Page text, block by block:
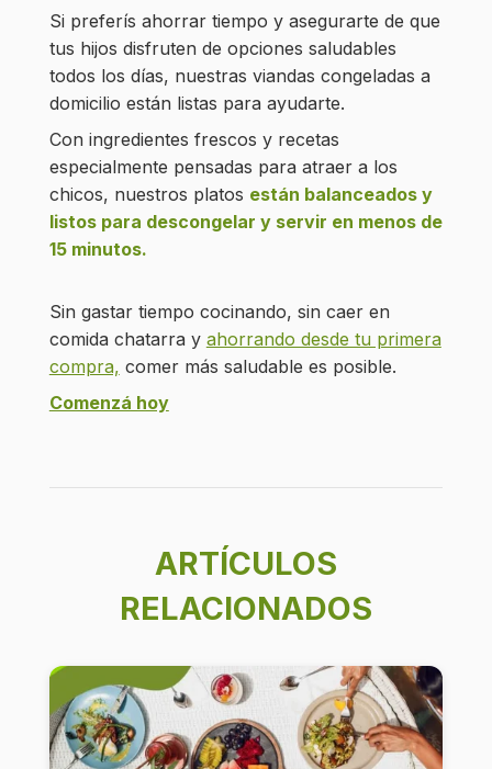
Si preferís ahorrar tiempo y asegurarte de que
tus hijos disfruten de opciones saludables
todos los días, nuestras viandas congeladas a
domicilio están listas para ayudarte.
Con ingredientes frescos y recetas
especialmente pensadas para atraer a los
chicos, nuestros platos están balanceados y
listos para descongelar y servir en menos de
15 minutos.
Sin gastar tiempo cocinando, sin caer en
comida chatarra y ahorrando desde tu primera
compra, comer más saludable es posible.
Comenzá hoy
ARTÍCULOS
RELACIONADOS